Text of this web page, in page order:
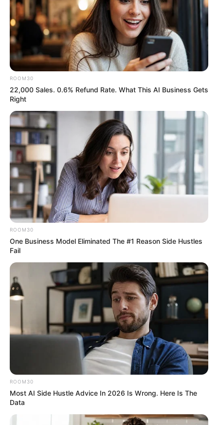
ROOM30
22,000 Sales. 0.6% Refund Rate. What This AI Business Gets
Right
ROOM30
One Business Model Eliminated The #1 Reason Side Hustles
Fail
ROOM30
Most AI Side Hustle Advice In 2026 Is Wrong. Here Is The
Data